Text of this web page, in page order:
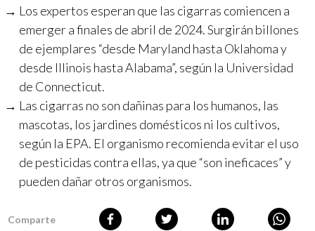
Los expertos esperan que las cigarras comiencen a
emerger a finales de abril de 2024. Surgirán billones
de ejemplares “desde Maryland hasta Oklahoma y
desde Illinois hasta Alabama”, según la Universidad
de Connecticut.
Las cigarras no son dañinas para los humanos, las
mascotas, los jardines domésticos ni los cultivos,
según la EPA. El organismo recomienda evitar el uso
de pesticidas contra ellas, ya que “son ineficaces” y
pueden dañar otros organismos.
Comparte